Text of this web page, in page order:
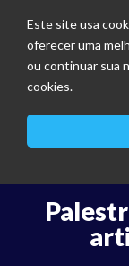
Este site usa
oferecer uma
ou continuar sua
cookies.